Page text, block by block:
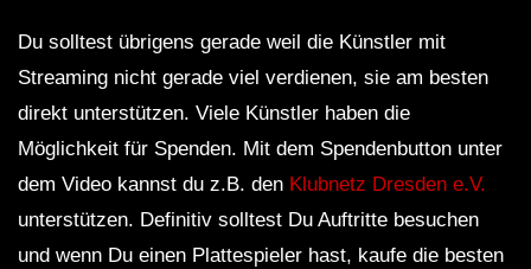
Du solltest übrigens gerade weil die Künstler mit
Streaming nicht gerade viel verdienen, sie am besten
direkt unterstützen. Viele Künstler haben die
Möglichkeit für Spenden. Mit dem Spendenbutton unter
dem Video kannst du z.B. den Klubnetz Dresden e.V.
unterstützen. Definitiv solltest Du Auftritte besuchen
und wenn Du einen Plattespieler hast, kaufe die besten